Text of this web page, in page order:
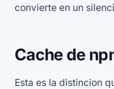
convierte en un
Cache de
Esta es la distincion